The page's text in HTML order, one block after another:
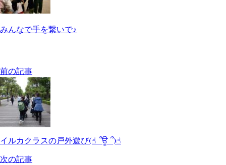
みんなで手を繋いで♪
前の記事
イルカクラスの戸外遊び(☝︎ ՞ਊ ՞)☝︎
次の記事